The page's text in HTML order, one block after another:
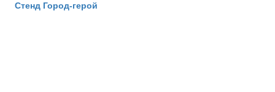
Стенд Город-герой